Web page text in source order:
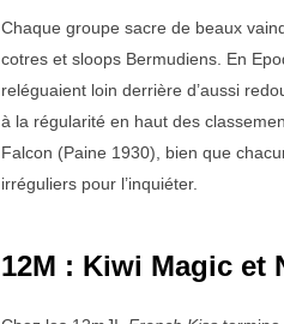
Chaque groupe sacre de beaux
cotres et sloops Bermudiens. En
reléguaient loin derrière d’aussi
à la régularité en haut des
Falcon (Paine 1930), bien que
irréguliers pour l’inquiéter.
12M : Kiwi Magic et